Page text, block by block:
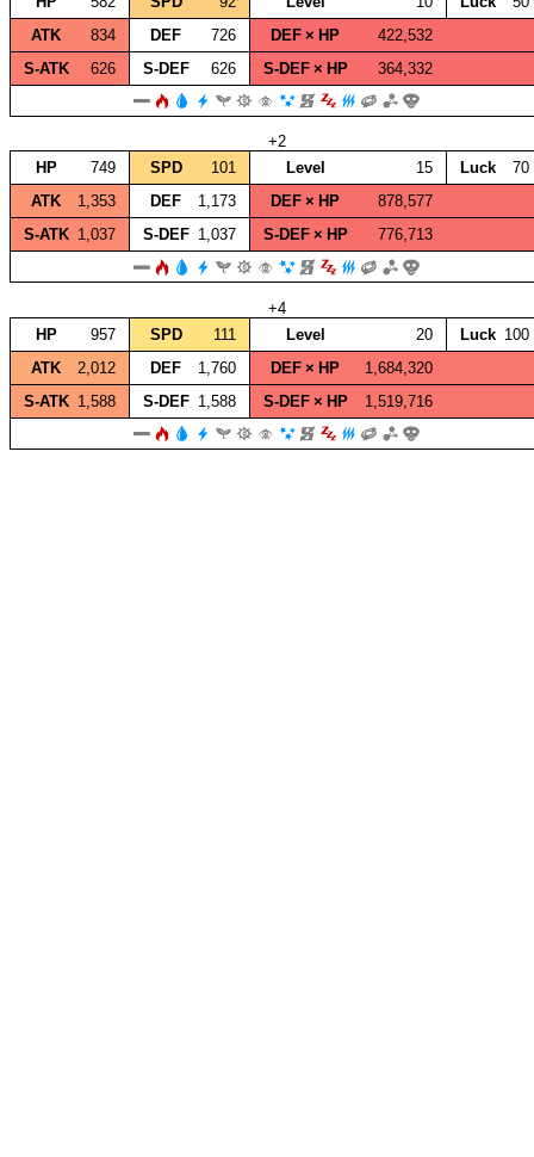
ATK
834 DEF 726 DEF × HP
422,532
S‑ATK
626 S‑DEF 626 S‑DEF × HP 364,332
+2
HP
749 SPD 101 Level 15 Luck
70
ATK
1,353 DEF 1,173 DEF × HP
878,577
S‑ATK 1,037 S‑DEF 1,037 S‑DEF × HP 776,713
+4
HP
957 SPD 111 Level 20 Luck 100
ATK
2,012 DEF 1,760 DEF × HP
1,684,320
S‑ATK 1,588 S‑DEF 1,588 S‑DEF × HP 1,519,716